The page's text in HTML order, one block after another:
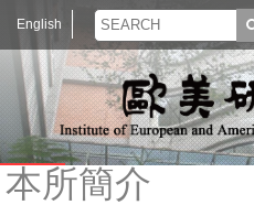
English
本所簡介